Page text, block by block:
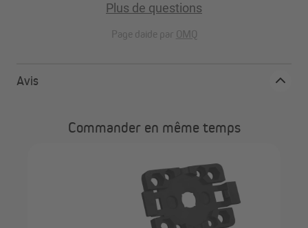
Plus de questions
Page daide par OMQ
Avis
Commander en même temps